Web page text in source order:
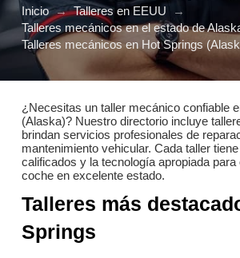
Inicio → Talleres en EEUU
→
Talleres mecánicos en el estado de
Talleres mecánicos en Hot Springs
¿Necesitas un taller mecánico confiable
(Alaska)? Nuestro directorio incluye
brindan servicios profesionales de
mantenimiento vehicular. Cada taller
calificados y la tecnología apropiada
coche en excelente estado.
Talleres más
Springs